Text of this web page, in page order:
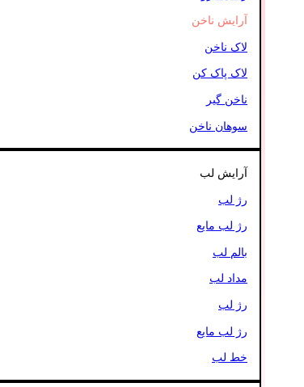
آرایش ناخن
لاک ناخن
لاک پاک کن
ناخن گیر
سوهان ناخن
آرایش لب
رژ لب
رژ لب مایع
بالم لب
مداد لب
رژ لب
رژ لب مایع
خط لب